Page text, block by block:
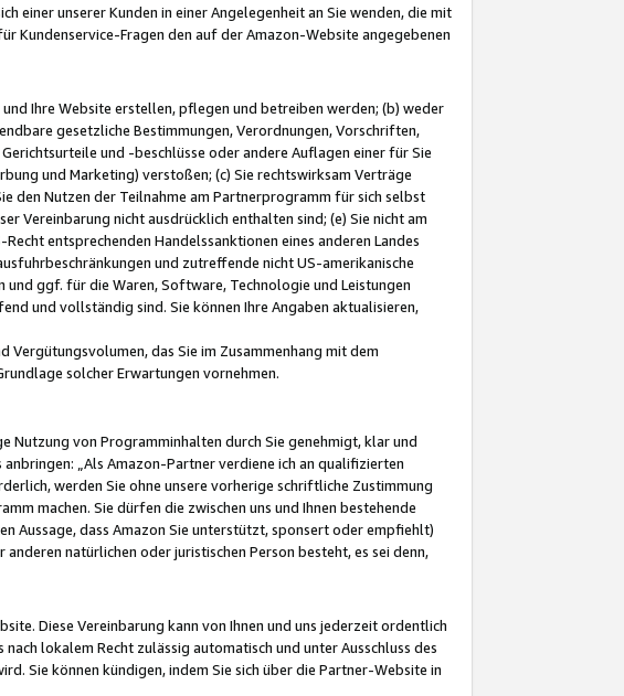
einer unserer Kunden in einer Angelegenheit an Sie wenden, die mit
Kundenservice-Fragen den auf der Amazon-Website angegebenen
Ihre Website erstellen, pflegen und betreiben werden; (b) weder
gesetzliche Bestimmungen, Verordnungen, Vorschriften,
und -beschlüsse oder andere Auflagen einer für Sie
und Marketing) verstoßen; (c) Sie rechtswirksam Verträge
den Nutzen der Teilnahme am Partnerprogramm für sich selbst
Vereinbarung nicht ausdrücklich enthalten sind; (e) Sie nicht am
entsprechenden Handelssanktionen eines anderen Landes
und zutreffende nicht US-amerikanische
ggf. für die Waren, Software, Technologie und Leistungen
und vollständig sind. Sie können Ihre Angaben aktualisieren,
Vergütungsvolumen, das Sie im Zusammenhang mit dem
solcher Erwartungen vornehmen.
Nutzung von Programminhalten durch Sie genehmigt, klar und
„Als Amazon-Partner verdiene ich an qualifizierten
werden Sie ohne unsere vorherige schriftliche Zustimmung
machen. Sie dürfen die zwischen uns und Ihnen bestehende
Aussage, dass Amazon Sie unterstützt, sponsert oder empfiehlt)
natürlichen oder juristischen Person besteht, es sei denn,
Diese Vereinbarung kann von Ihnen und uns jederzeit ordentlich
lokalem Recht zulässig automatisch und unter Ausschluss des
Sie können kündigen, indem Sie sich über die Partner-Website in